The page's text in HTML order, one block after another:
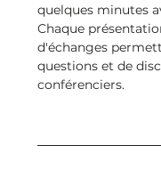
quelques minutes
Chaque
d'échanges
questions et de
conférenciers.